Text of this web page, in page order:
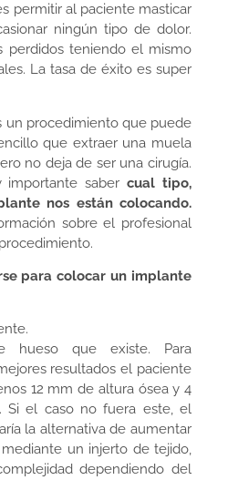
permitir al paciente masticar
ningún tipo de dolor.
perdidos teniendo el mismo
La tasa de éxito es super
un procedimiento que puede
que extraer una muela
no deja de ser una cirugía.
importante sabercual tipo,
nos están colocando.
sobre el profesional
para colocar un implante
hueso que existe. Para
resultados el paciente
12 mm de altura ósea y 4
Si el caso no fuera este, el
la alternativa de aumentar
un injerto de tejido,
dependiendo del